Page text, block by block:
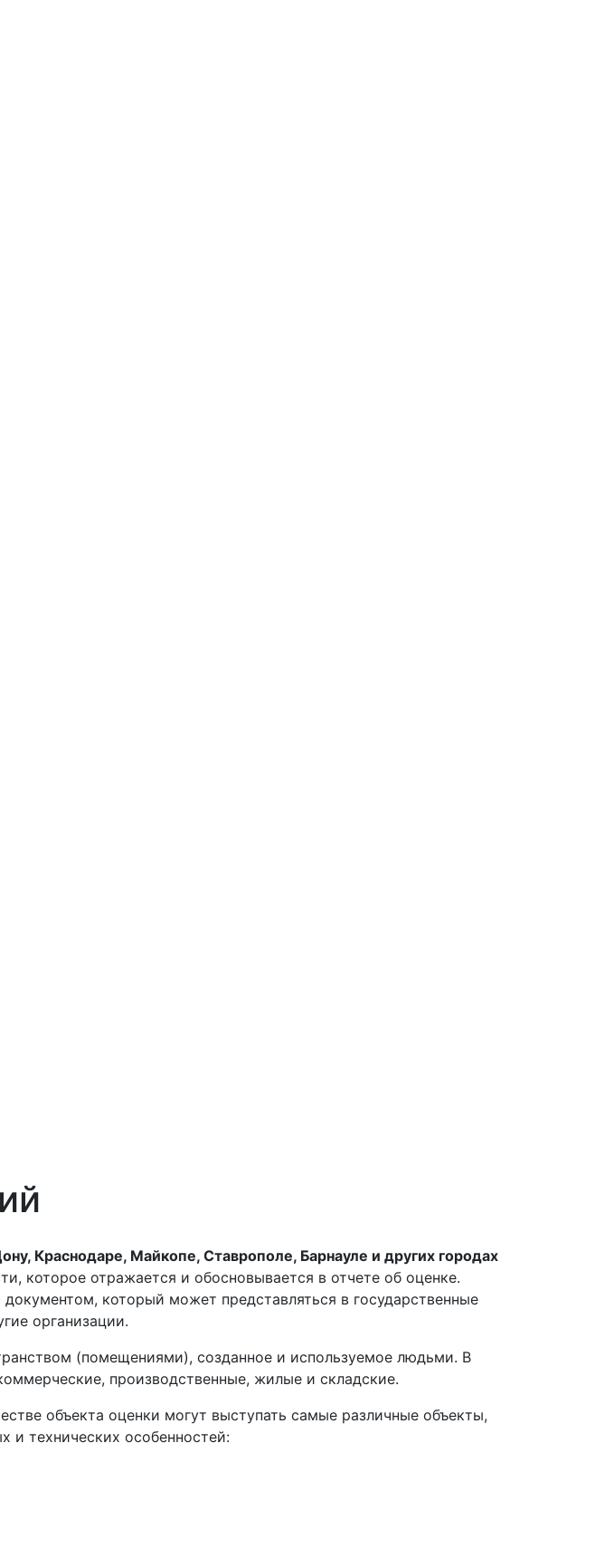
Краснодаре, Майкопе, Ставрополе, Барнауле и других городах
которое отражается и обосновывается в отчете об оценке.
который может представляться в государственные
организации.
(помещениями), созданное и используемое людьми. В
производственные, жилые и складские.
объекта оценки могут выступать самые различные объекты,
и технических особенностей: